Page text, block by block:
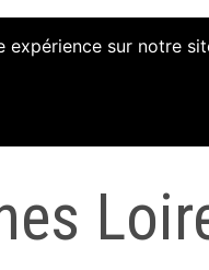
sur notre